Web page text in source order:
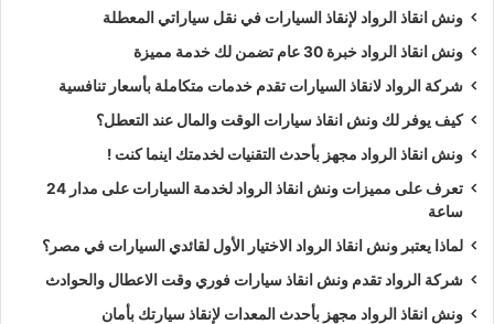
ونش انقاذ الرواد لإنقاذ السيارات في نقل سياراتي المعطلة
ونش انقاذ الرواد خبرة 30 عام تضمن لك خدمة مميزة
شركة الرواد لانقاذ السيارات تقدم خدمات متكاملة بأسعار تنافسية
كيف يوفر لك ونش انقاذ سيارات الوقت والمال عند التعطل؟
ونش انقاذ الرواد مجهز بأحدث التقنيات لخدمتك اينما كنت !
تعرف على مميزات ونش انقاذ الرواد لخدمة السيارات على مدار 24
ساعة
لماذا يعتبر ونش انقاذ الرواد الاختيار الأول لقائدي السيارات في مصر؟
شركة الرواد تقدم ونش انقاذ سيارات فوري وقت الاعطال والحوادث
ونش انقاذ الرواد مجهز بأحدث المعدات لإنقاذ سيارتك بأمان